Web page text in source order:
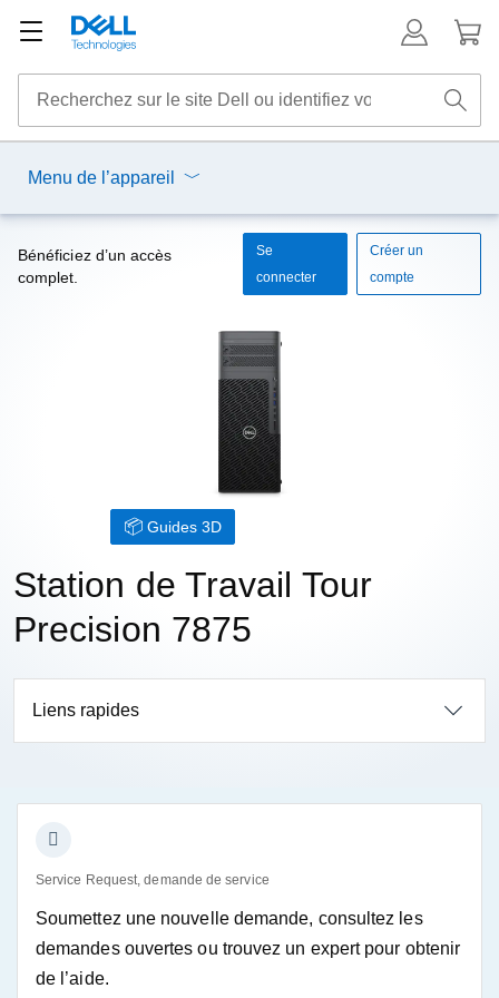
Menu de l’appareil
Bénéficiez d’un accès
complet.
Se
connecter
Créer un
compte
Guides 3D
Station de Travail Tour
Precision 7875
Liens rapides
Service Request, demande de service
Soumettez une nouvelle demande, consultez les
demandes ouvertes ou trouvez un expert pour obtenir
de l’aide.